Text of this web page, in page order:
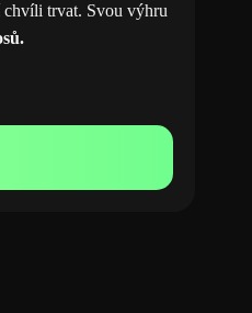
chvíli trvat. Svou výhru